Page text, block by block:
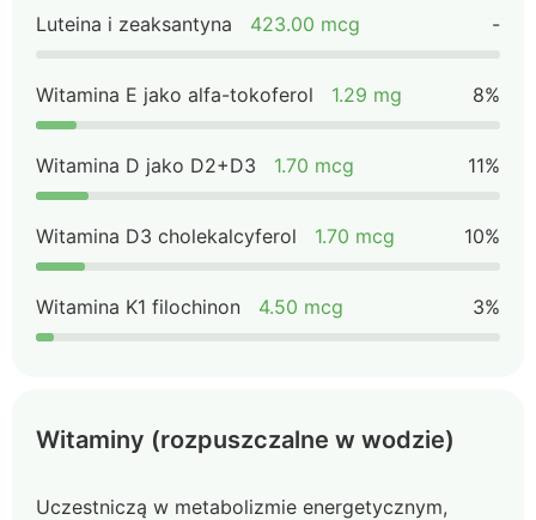
Luteina i zeaksantyna 423.00 mcg -
Witamina E jako alfa-tokoferol 1.29 mg 8%
Witamina D jako D2+D3 1.70 mcg 11%
Witamina D3 cholekalcyferol 1.70 mcg 10%
Witamina K1 filochinon 4.50 mcg 3%
Witaminy (rozpuszczalne w wodzie)
Uczestniczą w metabolizmie energetycznym,